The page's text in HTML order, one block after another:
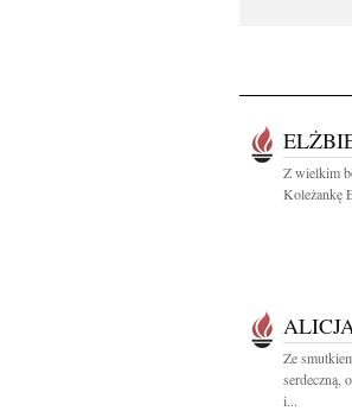
Z wielkim
Koleżankę
Ze
serdeczną,
i...